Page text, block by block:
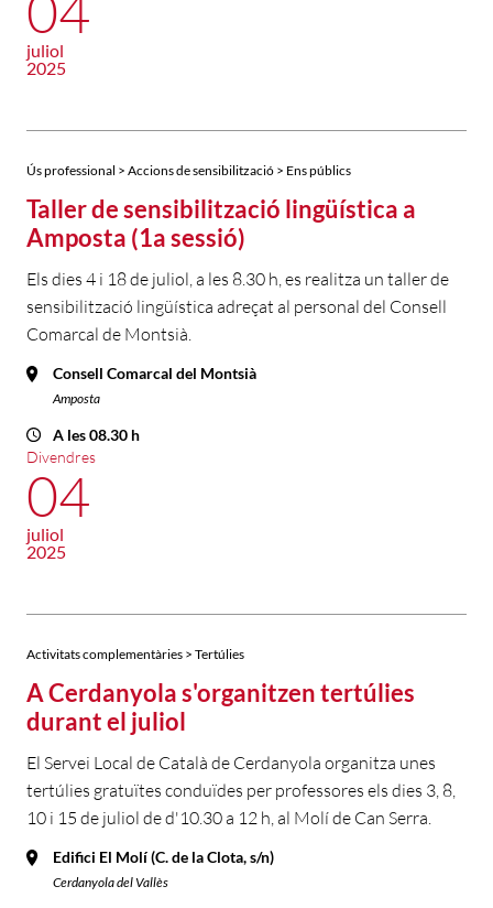
juliol
2025
Ús professional > Accions de sensibilització > Ens públics
Taller de sensibilització lingüística a
Amposta (1a sessió)
Els dies 4 i 18 de juliol, a les 8.30 h, es realitza un taller de
sensibilització lingüística adreçat al personal del Consell
Comarcal de Montsià.
Consell Comarcal del Montsià
Amposta
A les 08.30 h
Divendres
04
juliol
2025
Activitats complementàries > Tertúlies
A Cerdanyola s'organitzen tertúlies
durant el juliol
El Servei Local de Català de Cerdanyola organitza unes
tertúlies gratuïtes conduïdes per professores els dies 3, 8,
10 i 15 de juliol de d'10.30 a 12 h, al Molí de Can Serra.
Edifici El Molí (C. de la Clota, s/n)
Cerdanyola del Vallès